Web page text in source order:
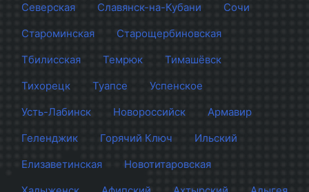
Северская
Славянск-на-Кубани
Сочи
Староминская
Старощербиновская
Тбилисская
Темрюк
Тимашёвск
Тихорецк
Туапсе
Успенское
Усть-Лабинск
Новороссийск
Армавир
Геленджик
Горячий Ключ
Ильский
Елизаветинская
Новотитаровская